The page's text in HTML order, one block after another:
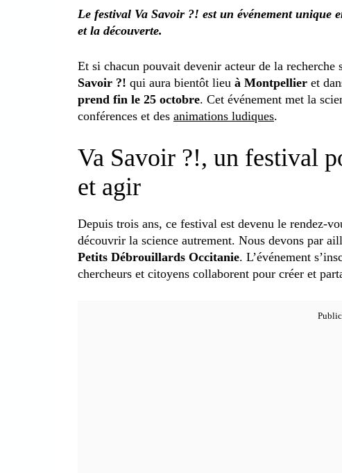
Le festival Va Savoir ?! est un événement
et la découverte.
Et si chacun pouvait devenir acteur de la
Savoir ?! qui aura bientôt lieu à Montpellier et
prend fin le 25 octobre. Cet événement met la
conférences et des animations ludiques.
Va Savoir ?!, un festival
et agir
Depuis trois ans, ce festival est devenu le rendez-
découvrir la science autrement. Nous devons par
Petits Débrouillards Occitanie. L’événement
chercheurs et citoyens collaborent pour créer et